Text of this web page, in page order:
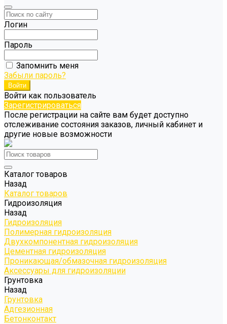
Логин
Пароль
Запомнить меня
Забыли пароль?
Войти как пользователь
Зарегистрироваться
После регистрации на сайте вам будет доступно
отслеживание состояния заказов, личный кабинет и
другие новые возможности
Каталог товаров
Назад
Каталог товаров
Гидроизоляция
Назад
Гидроизоляция
Полимерная гидроизоляция
Двухкомпонентная гидроизоляция
Цементная гидроизоляция
Проникающая/обмазочная гидроизоляция
Аксессуары для гидроизоляции
Грунтовка
Назад
Грунтовка
Адгезионная
Бетонконтакт